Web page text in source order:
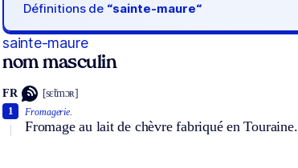
Définitions de “sainte-maure“
sainte-maure
nom masculin
FR [sɛ̃tmɔʀ]
Fromagerie.
Fromage au lait de chèvre fabriqué en Touraine.
1